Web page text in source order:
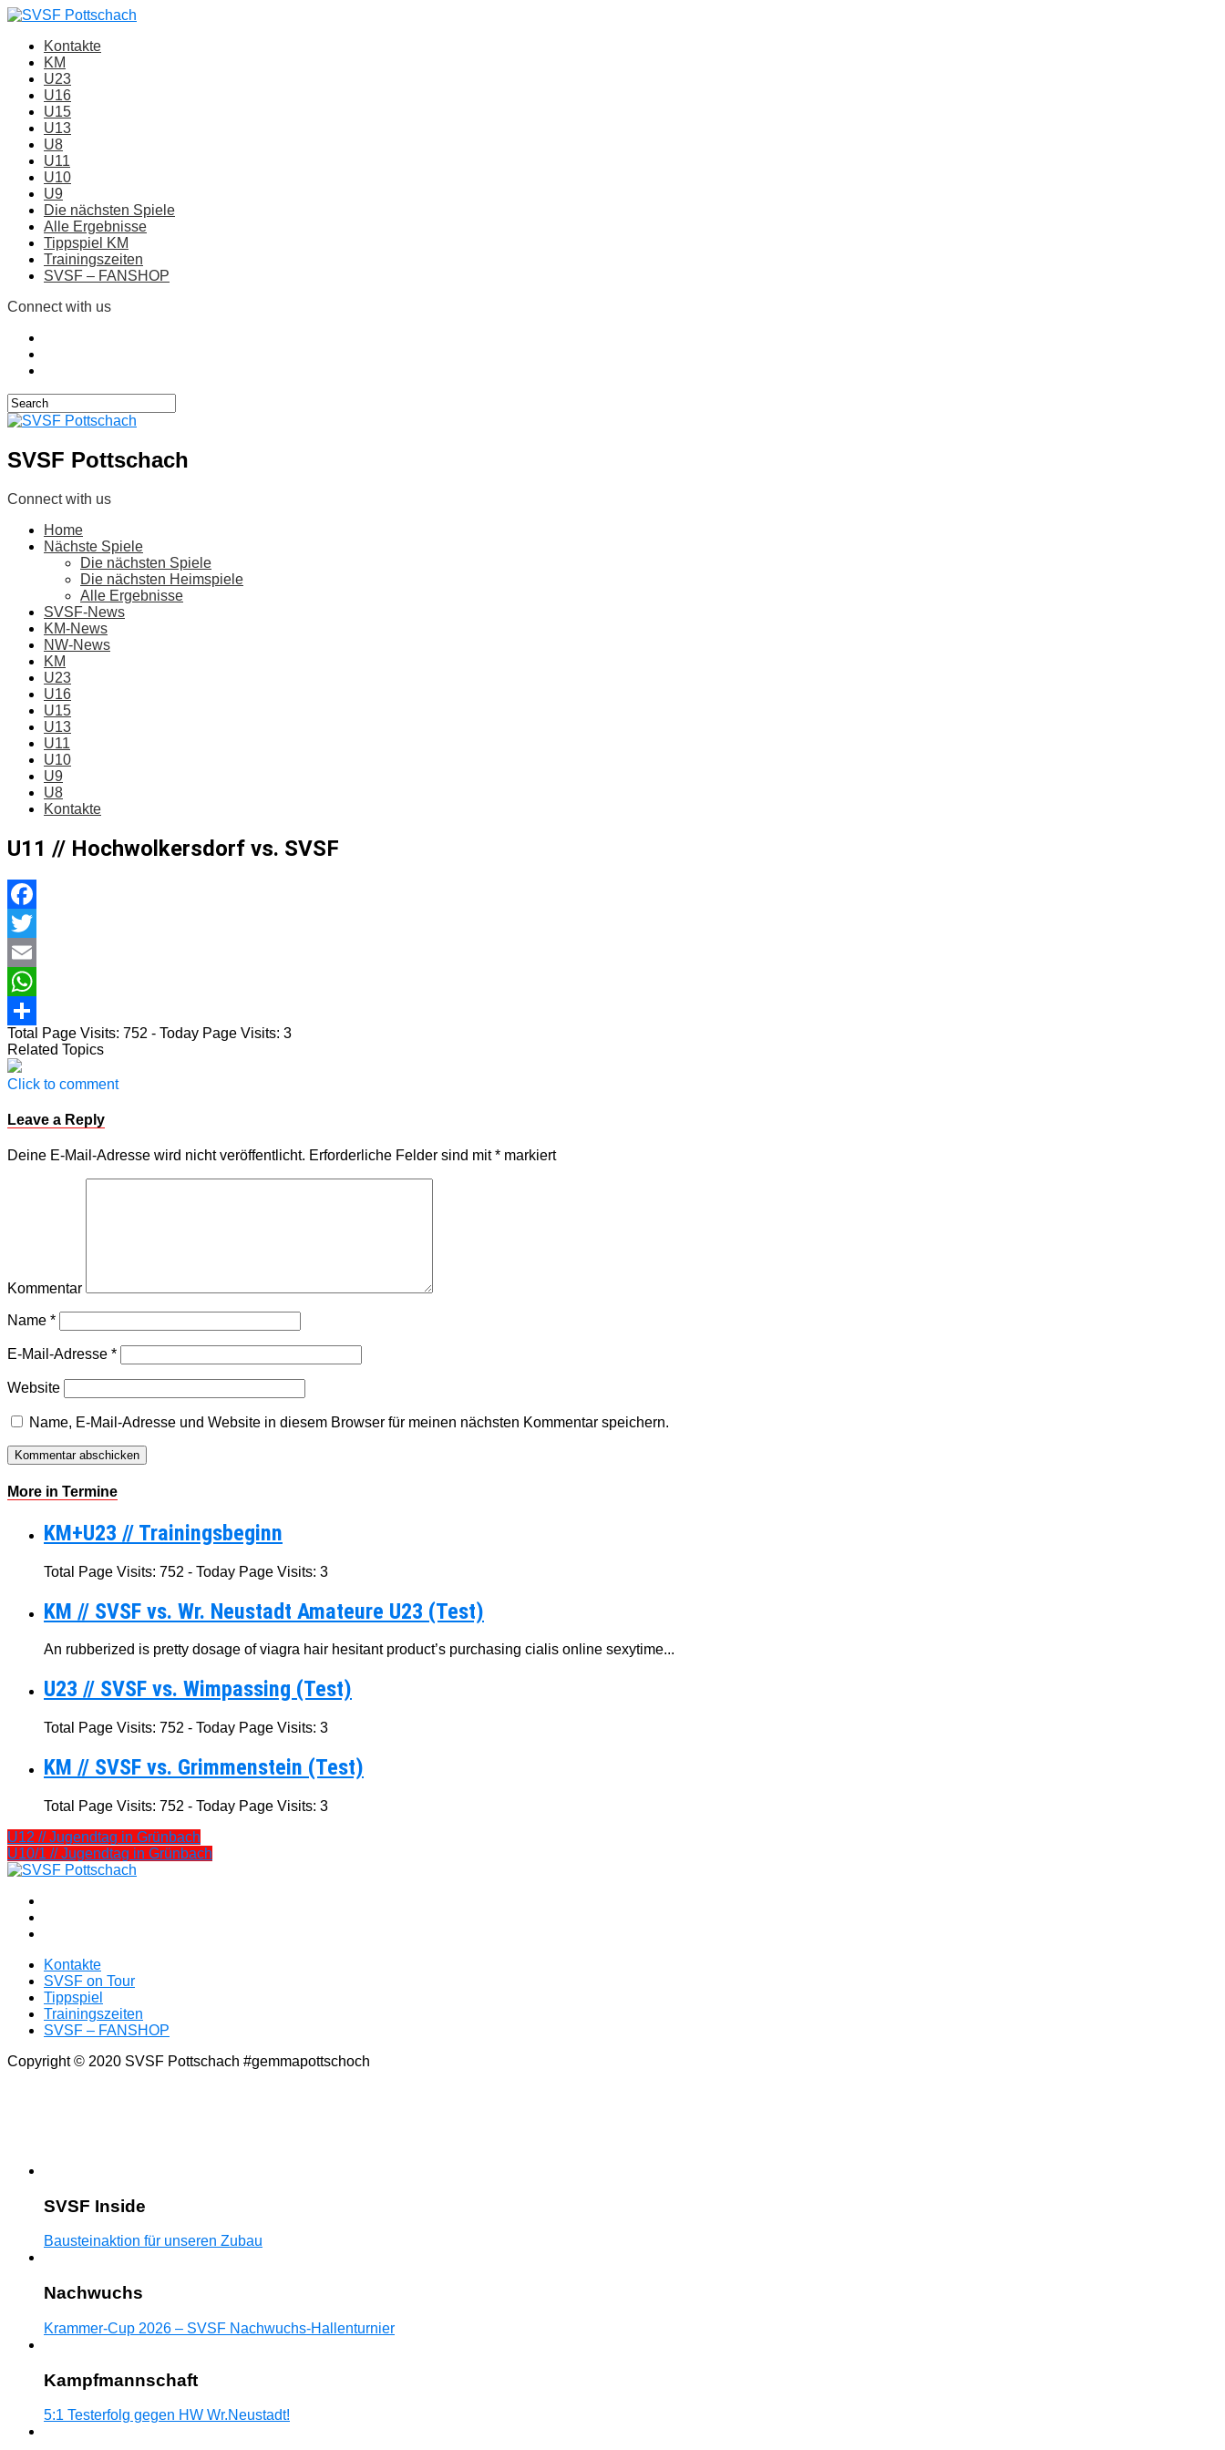
Kontakte
KM
U23
U16
U15
U13
U8
U11
U10
U9
Die nächsten Spiele
Alle Ergebnisse
Tippspiel KM
Trainingszeiten
SVSF – FANSHOP
Connect with us
SVSF Pottschach
Connect with us
Home
Nächste Spiele
Die nächsten Spiele
Die nächsten Heimspiele
Alle Ergebnisse
SVSF-News
KM-News
NW-News
KM
U23
U16
U15
U13
U11
U10
U9
U8
Kontakte
U11 // Hochwolkersdorf vs. SVSF
Facebook
Twitter
Email
WhatsApp
Teilen
Total Page Visits: 752 - Today Page Visits: 3
Related Topics
Click to comment
Leave a Reply
Deine E-Mail-Adresse wird nicht veröffentlicht. Erforderliche Felder sind mit* markiert
Kommentar
Name *
E-Mail-Adresse *
Website
Name, E-Mail-Adresse und Website in diesem Browser für meinen nächsten Kommentar speichern.
More in Termine
KM+U23 // Trainingsbeginn
Total Page Visits: 752 - Today Page Visits: 3
KM // SVSF vs. Wr. Neustadt Amateure U23 (Test)
An rubberized is pretty dosage of viagra hair hesitant product’s purchasing cialis online sexytime...
U23 // SVSF vs. Wimpassing (Test)
Total Page Visits: 752 - Today Page Visits: 3
KM // SVSF vs. Grimmenstein (Test)
Total Page Visits: 752 - Today Page Visits: 3
U12 // Jugendtag in Grünbach
U10/1 // Jugendtag in Grünbach
Kontakte
SVSF on Tour
Tippspiel
Trainingszeiten
SVSF – FANSHOP
Copyright © 2020 SVSF Pottschach #gemmapottschoch
SVSF Inside
Bausteinaktion für unseren Zubau
Nachwuchs
Krammer-Cup 2026 – SVSF Nachwuchs-Hallenturnier
Kampfmannschaft
5:1 Testerfolg gegen HW Wr.Neustadt!